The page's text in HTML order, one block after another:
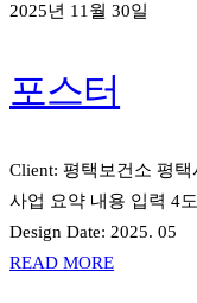
2025년 11월 30일
포스터
Client: 평택보건소 평
사업 요약 내용 입력 4
Design Date: 2025. 05
READ MORE